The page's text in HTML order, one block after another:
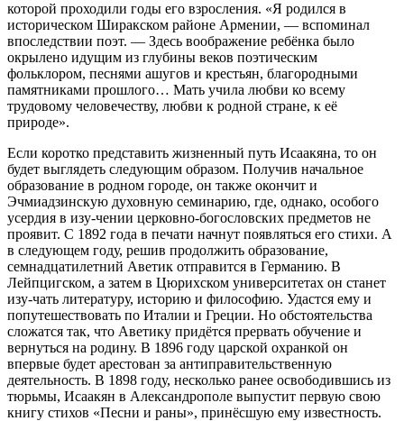
которой проходили годы его взросления. «Я родился в
историческом Ширакском районе Армении, — вспоминал
впоследствии поэт. — Здесь воображение ребёнка было
окрылено идущим из глубины веков поэтическим
фольклором, песнями ашугов и крестьян, благородными
памятниками прошлого… Мать учила любви ко всему
трудовому человечеству, любви к родной стране, к её
природе».
Если коротко представить жизненный путь Исаакяна, то он
будет выглядеть следующим образом. Получив начальное
образование в родном городе, он также окончит и
Эчмиадзинскую духовную семинарию, где, однако, особого
усердия в изу-чении церковно-богословских предметов не
проявит. С 1892 года в печати начнут появляться его стихи. А
в следующем году, решив продолжить образование,
семнадцатилетний Аветик отправится в Германию. В
Лейпцигском, а затем в Цюрихском университетах он станет
изу-чать литературу, историю и философию. Удастся ему и
попутешествовать по Италии и Греции. Но обстоятельства
сложатся так, что Аветику придётся прервать обучение и
вернуться на родину. В 1896 году царской охранкой он
впервые будет арестован за антиправительственную
деятельность. В 1898 году, несколько ранее освободившись из
тюрьмы, Исаакян в Александрополе выпустит первую свою
книгу стихов «Песни и раны», принёсшую ему известность.